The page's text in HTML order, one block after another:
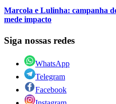
Marcola e Lulinha: campanha
mede impacto
Siga nossas redes
WhatsApp
Telegram
Facebook